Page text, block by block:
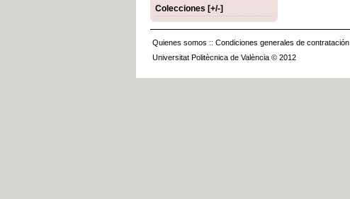
Colecciones [+/-]
Quienes somos :: Condiciones generales de contratación
Universitat Politècnica de València © 2012